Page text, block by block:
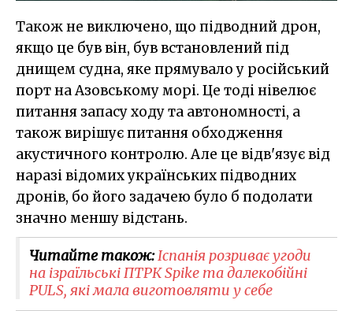
Також не виключено, що підводний дрон,
якщо це був він, був встановлений під
днищем судна, яке прямувало у російський
порт на Азовському морі. Це тоді нівелює
питання запасу ходу та автономності, а
також вирішує питання обходження
акустичного контролю. Але це відв'язує від
наразі відомих українських підводних
дронів, бо його задачею було б подолати
значно меншу відстань.
Читайте також:Іспанія розриває угоди
на ізраїльські ПТРК Spike та далекобійні
PULS, які мала виготовляти у себе